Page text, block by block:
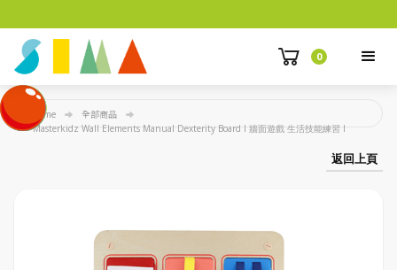
0
Home 全部商品
Masterkidz Wall Elements Manual Dexterity Board I 牆面遊戲 生活技能練習 I
返回上頁